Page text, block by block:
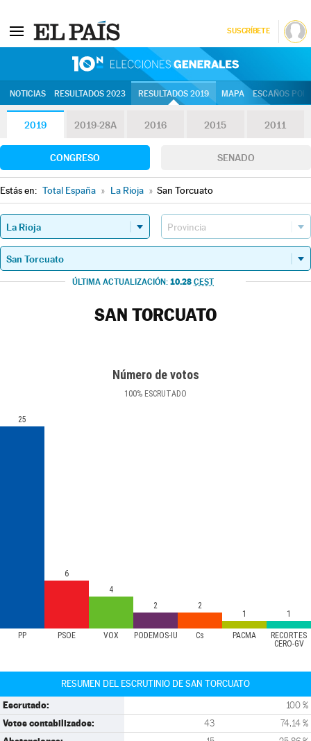
SUSCRÍBETE
NOTICIAS RESULTADOS 2023 RESULTADOS 2019 MAPA ESCAÑOS
2019 2019-28A 2016 2015 2011
CONGRESO SENADO
Estás en: Total España » La Rioja » San Torcuato
ÚLTIMA ACTUALIZACIÓN: 10.28 CEST
SAN TORCUATO
Número de votos
100% ESCRUTADO
PP PSOE VOX PODEMOS-IU Cs PACMA
RECORTES
CERO-GV
25
6
4
2
2
1
1
RESUMEN DEL ESCRUTINIO DE SAN TORCUATO
Escrutado: 100 %
Votos contabilizados: 43 74,14 %